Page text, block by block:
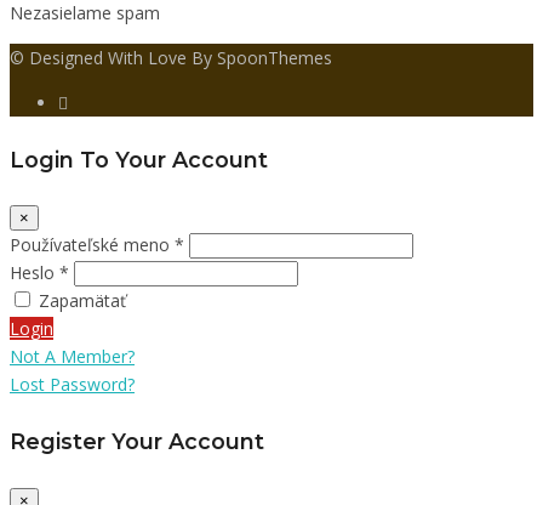
Nezasielame spam
© Designed With Love By SpoonThemes
Login To Your Account
×
Používateľské meno *
Heslo *
Zapamätať
Login
Not A Member?
Lost Password?
Register Your Account
×